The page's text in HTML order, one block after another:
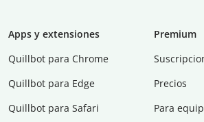
Apps y extensiones
Quillbot para Chrome
Quillbot para Edge
Quillbot para Safari
Premium
Precios
Para